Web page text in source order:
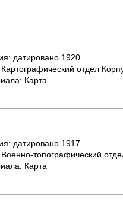
И
Ц
датировано 1920
Картографический отдел
Карта
датировано 1917
Военно-топографический
Карта